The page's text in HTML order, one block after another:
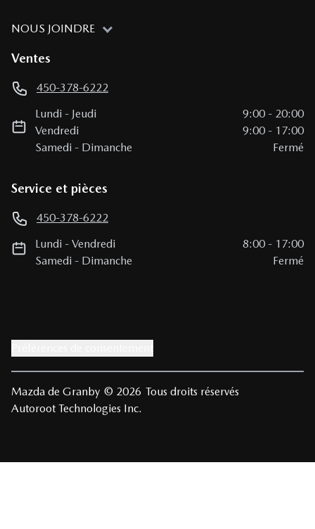
NOUS JOINDRE
Ventes
450-378-6222
Lundi - Jeudi 9:00 - 20:00
Vendredi
9:00 - 17:00
Samedi - Dimanche Fermé
Service et pièces
450-378-6222
Lundi -Vendredi 8:00 - 17:00
Samedi - Dimanche Fermé
Mazda de Granby © 2026 Tous droits réservés
Autoroot Technologies Inc.